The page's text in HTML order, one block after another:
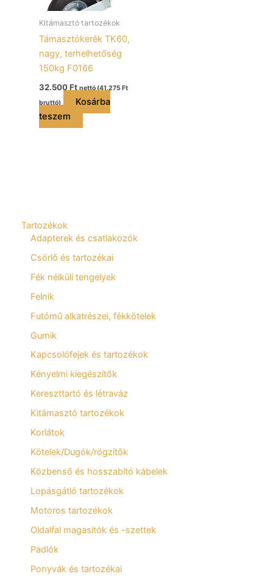
Tartozékok
Adapterek és csatlakozók
Csörlő és tartozékai
Fék nélküli tengelyek
Felnik
Futómű alkatrészei, fékkötelek
Gumik
Kapcsolófejek és tartozékok
Kényelmi kiegészítők
Kereszttartó és létraváz
Kitámasztó tartozékok
Korlátok
Kötelek/Dugók/rögzítők
Közbenső és hosszabító kábelek
Lopásgátló tartozékok
Motoros tartozékok
Oldalfal magasítók és -szettek
Padlók
Ponyvák és tartozékai
Kitámasztó tartozékok
Támasztókerék TK60,
nagy, terhelhetőség
150kg F0166
32.500Ft nettó (41.275Ft
bruttó)
Kosárba
teszem